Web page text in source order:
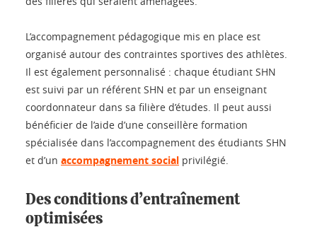
L’accompagnement pédagogique mis en place est
organisé autour des contraintes sportives des athlètes.
Il est également personnalisé : chaque étudiant SHN
est suivi par un référent SHN et par un enseignant
coordonnateur dans sa filière d’études. Il peut aussi
bénéficier de l’aide d’une conseillère formation
spécialisée dans l’accompagnement des étudiants SHN
et d’un accompagnement social privilégié.
Des conditions d’entraînement
optimisées